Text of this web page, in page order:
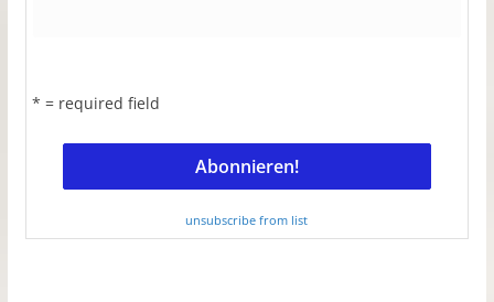
* = required field
unsubscribe from list